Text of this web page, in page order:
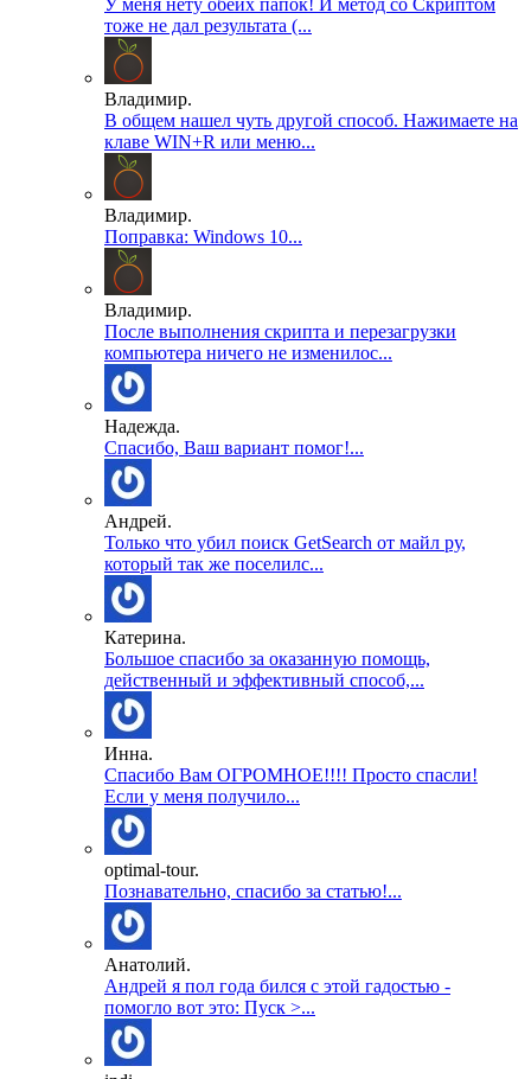
У меня нету обеих папок! И метод со Скриптом
тоже не дал результата (...
Владимир.
В общем нашел чуть другой способ. Нажимаете на
клаве WIN+R или меню...
Владимир.
Поправка: Windows 10...
Владимир.
После выполнения скрипта и перезагрузки
компьютера ничего не изменилос...
Надежда.
Спасибо, Ваш вариант помог!...
Андрей.
Только что убил поиск GetSearch от майл ру,
который так же поселилс...
Катерина.
Большое спасибо за оказанную помощь,
действенный и эффективный способ,...
Инна.
Спасибо Вам ОГРОМНОЕ!!!! Просто спасли!
Если у меня получило...
optimal-tour.
Познавательно, спасибо за статью!...
Анатолий.
Андрей я пол года бился с этой гадостью -
помогло вот это: Пуск >...